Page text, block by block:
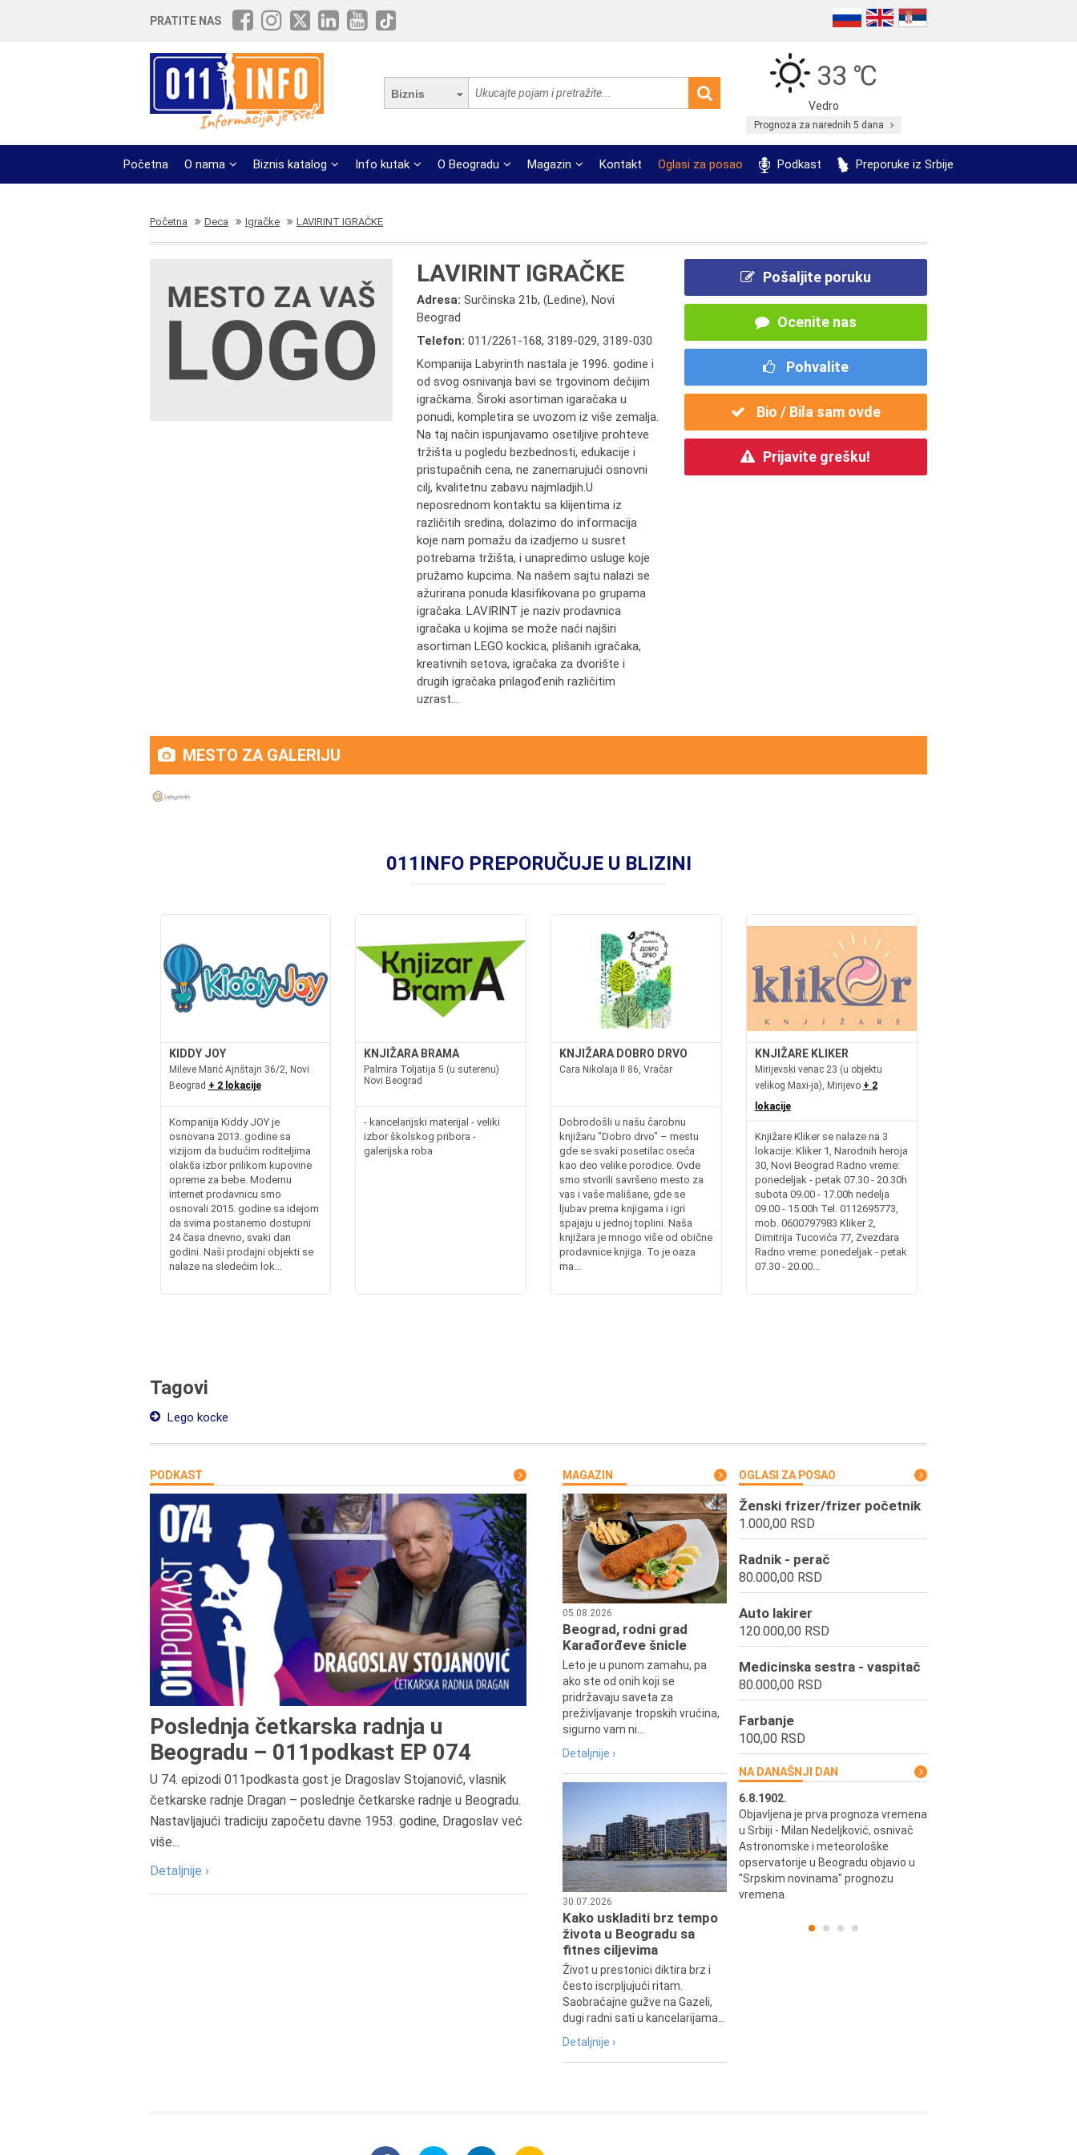
PRATITE NAS
Biznis
33 ℃
Vedro
Prognoza za narednih 5 dana
Početna O nama Biznis katalog Info kutak O Beogradu Magazin Kontakt Oglasi za posao Podkast Preporuke iz Srbije
Početna Deca Igračke LAVIRINT IGRAČKE
LAVIRINT IGRAČKE
Adresa:Surčinska 21b, (Ledine), Novi
Beograd
Telefon:011/2261-168,3189-029,3189-030
Kompanija Labyrinth nastala je 1996. godine i
od svog osnivanja bavi se trgovinom dečijim
igračkama. Široki asortiman igaračaka u
ponudi, kompletira se uvozom iz više zemalja.
Na taj način ispunjavamo osetiljive prohteve
tržišta u pogledu bezbednosti, edukacije i
pristupačnih cena, ne zanemarujući osnovni
cilj, kvalitetnu zabavu najmladjih.U
neposrednom kontaktu sa klijentima iz
različitih sredina, dolazimo do informacija
koje nam pomažu da izadjemo u susret
potrebama tržišta, i unapredimo usluge koje
pružamo kupcima. Na našem sajtu nalazi se
ažurirana ponuda klasifikovana po grupama
igračaka. LAVIRINT je naziv prodavnica
igračaka u kojima se može naći najširi
asortiman LEGO kockica, plišanih igračaka,
kreativnih setova, igračaka za dvorište i
drugih igračaka prilagođenih različitim
uzrast...
Pošaljite poruku
Ocenite nas
Pohvalite
Bio / Bila sam ovde
Prijavite grešku!
MESTO ZA GALERIJU
011INFO PREPORUČUJE U BLIZINI
KIDDY JOY
Mileve Marić Ajnštajn 36/2, Novi
Beograd + 2 lokacije
Kompanija Kiddy JOY je
osnovana 2013. godine sa
vizijom da budućim roditeljima
olakša izbor prilikom kupovine
opreme za bebe. Modernu
internet prodavnicu smo
osnovali 2015. godine sa idejom
da svima postanemo dostupni
24 časa dnevno, svaki dan
godini. Naši prodajni objekti se
nalaze na sledećim lok...
KNJIŽARA BRAMA
Palmira Toljatija 5 (u suterenu)
Novi Beograd
- kancelarijski materijal - veliki
izbor školskog pribora -
galerijska roba
KNJIŽARA DOBRO DRVO
Cara Nikolaja II 86, Vračar
Dobrodošli u našu čarobnu
knjižaru "Dobro drvo" – mestu
gde se svaki posetilac oseća
kao deo velike porodice. Ovde
smo stvorili savršeno mesto za
vas i vaše mališane, gde se
ljubav prema knjigama i igri
spajaju u jednoj toplini. Naša
knjižara je mnogo više od obične
prodavnice knjiga. To je oaza
ma...
KNJIŽARE KLIKER
Mirijevski venac 23 (u objektu
velikog Maxi-ja), Mirijevo + 2
lokacije
Knjižare Kliker se nalaze na 3
lokacije: Kliker 1, Narodnih heroja
30, Novi Beograd Radno vreme:
ponedeljak - petak 07.30 - 20.30h
subota 09.00 - 17.00h nedelja
09.00 - 15.00h Tel. 0112695773,
mob. 0600797983 Kliker 2,
Dimitrija Tucovića 77, Zvezdara
Radno vreme: ponedeljak - petak
07.30 - 20.00...
Tagovi
Lego kocke
PODKAST
Poslednja četkarska radnja u
Beogradu – 011podkast EP 074
U 74. epizodi 011podkasta gost je Dragoslav Stojanović, vlasnik
četkarske radnje Dragan – poslednje četkarske radnje u Beogradu.
Nastavljajući tradiciju započetu davne 1953. godine, Dragoslav već
više...
Detaljnije ›
MAGAZIN
05.08.2026
Beograd, rodni grad
Karađorđeve šnicle
Leto je u punom zamahu, pa
ako ste od onih koji se
pridržavaju saveta za
preživljavanje tropskih vrućina,
sigurno vam ni...
Detaljnije ›
30.07.2026
Kako uskladiti brz tempo
života u Beogradu sa
fitnes ciljevima
Život u prestonici diktira brz i
često iscrpljujući ritam.
Saobraćajne gužve na Gazeli,
dugi radni sati u kancelarijama...
Detaljnije ›
OGLASI ZA POSAO
Ženski frizer/frizer početnik
1.000,00 RSD
Radnik - perač
80.000,00 RSD
Auto lakirer
120.000,00 RSD
Medicinska sestra - vaspitač
80.000,00 RSD
Farbanje
100,00 RSD
NA DANAŠNJI DAN
Preminula je Zorka Boljanović,
vazduhoplovni inženjer, predsednik
Udruženja žena pilota Jugoslavije.
6.8.1902.
Objavljena je prva prognoza vremena
u Srbiji - Milan Nedeljković, osnivač
Astronomske i meteorološke
opservatorije u Beogradu objavio u
"Srpskim novinama" prognozu
vremena.